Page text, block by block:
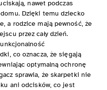
nawet podczas
domu. Dzięki temu dziecko
a rodzice mają pewność, że
przez cały dzień.
co oznacza, że sięgają
optymalną ochronę
sprawia, że skarpetki nie
ani odcisków, co jest